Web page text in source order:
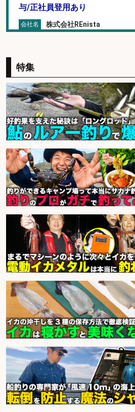
与/正社員登用あり
会社名 株式会社REnista
釣り具のかんたん軽作業/高収入
通費支給/制服貸与/正社員登用
会社名 株式会社REnista
sponsored by 求人ボ
和食, 日本料理・懐石料理/店長
長候補/本物を知る大人の隠れ
の価値を上げ、地域を元気に!
補募集
会社名 酒場あらかぶ 酒場あらかぶ
sponsored by 求人ボ
倉庫での釣り用品の軽作業スタ
フ/未経験歓迎/交通費支給/制服
与/正社員登用あり
株式会社REnista
sponsored by 求人ボ
福岡「現場監督」/釣り好き歓
業10時間/経験者歓迎
会社名 広松久水産株式会社
sponsored by 求人
フィッシング用品の「製品開発
計」
特集